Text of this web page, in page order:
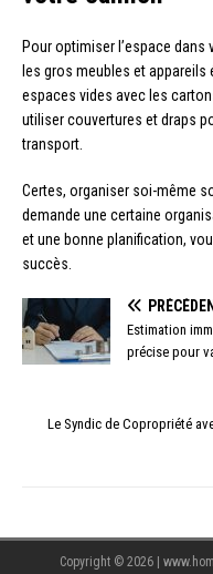
Pour optimiser l’espace
les gros meubles et
espaces vides avec les
utiliser couvertures et draps
transport.
Certes, organiser soi-même
demande une certaine
et une bonne planification,
succès.
Estimation
précise pour
Le Syndic de Copropriété
Copyright © 2026 |